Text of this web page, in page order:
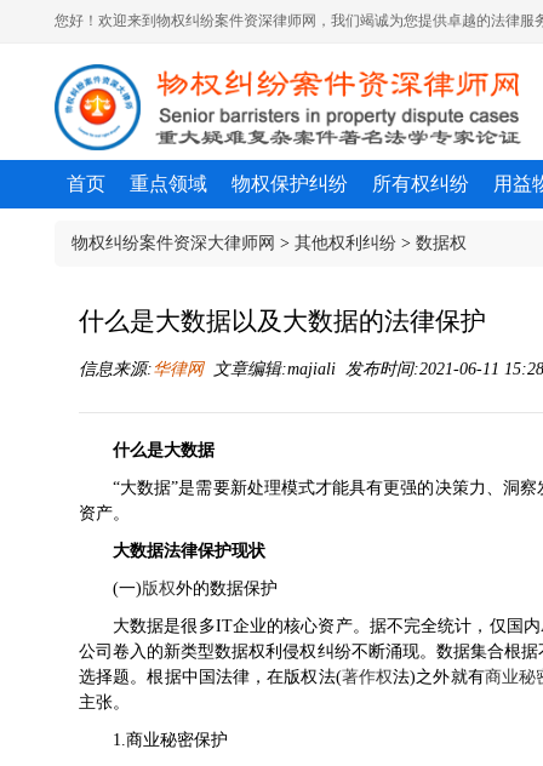
您好！欢迎来到物权纠纷案件资深律师网，我们竭诚为您提供卓越的法律服
首页 重点领域 物权保护纠纷 所有权纠纷 用益
物权纠纷案件资深大律师网 > 其他权利纠纷 > 数据权
什么是大数据以及大数据的法律保护
信息来源:华律网文章编辑:majiali 发布时间:2021-06-11
什么是大数据
“大数据”是需要新处理模式才能具有更强的决策力、洞
资产。
大数据法律保护现状
(一)版权外的数据保护
大数据是很多IT企业的核心资产。据不完全统计，仅国
公司卷入的新类型数据权利侵权纠纷不断涌现。数据集合根
选择题。根据中国法律，在版权法(著作权法)之外就有商业秘
主张。
1.商业秘密保护